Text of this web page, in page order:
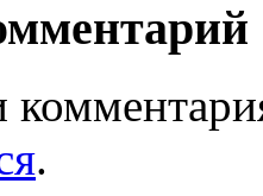
.